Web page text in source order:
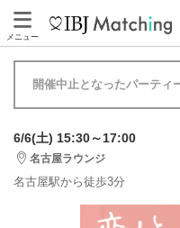
メニュー
開催中止となったパーティ
6/6(土) 15:30～17:00
名古屋ラウンジ
名古屋駅から徒歩3分